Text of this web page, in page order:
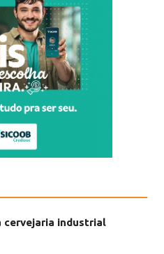
cervejaria industrial